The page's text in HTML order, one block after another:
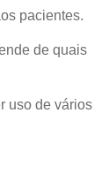
pacientes.
de quais
uso de vários